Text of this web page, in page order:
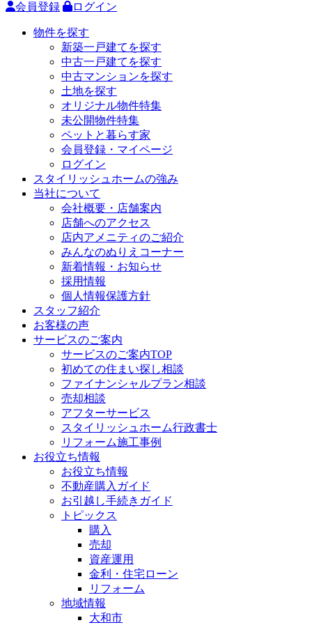
会員登録
ログイン
物件を探す
新築一戸建てを探す
中古一戸建てを探す
中古マンションを探す
土地を探す
オリジナル物件特集
未公開物件特集
ペットと暮らす家
会員登録・マイページ
ログイン
スタイリッシュホームの強み
当社について
会社概要・店舗案内
店舗へのアクセス
店内アメニティのご紹介
みんなのぬりえコーナー
新着情報・お知らせ
採用情報
個人情報保護方針
スタッフ紹介
お客様の声
サービスのご案内
サービスのご案内TOP
初めての住まい探し相談
ファイナンシャルプラン相談
売却相談
アフターサービス
スタイリッシュホーム行政書士
リフォーム施工事例
お役立ち情報
お役立ち情報
不動産購入ガイド
お引越し手続きガイド
トピックス
購入
売却
資産運用
金利・住宅ローン
リフォーム
地域情報
大和市